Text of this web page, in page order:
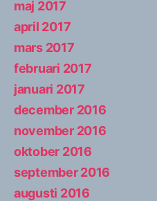
maj 2017
april 2017
mars 2017
februari 2017
januari 2017
december 2016
november 2016
oktober 2016
september 2016
augusti 2016